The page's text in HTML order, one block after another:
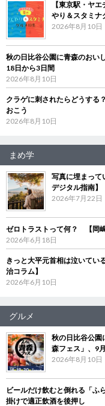
【東京駅・ヤ
やり＆スタミナ
2026年8月10日
秋の日比谷公園に青森のお
18日から3日間
2026年8月10日
クラゲに刺されたらどうす
おこう
2026年8月10日
まめ学
写真に埋まっ
デジタル指南】
2026年7月22日
ゼロトラストって何？ 【岡
2026年6月18日
きっと大平元首相は泣いて
治コラム】
2026年6月10日
グルメ
秋の日比谷公
森フェス」、9
2026年8月10日
ビールだけ飲むと倒れる「
掛けで適正飲酒を後押し